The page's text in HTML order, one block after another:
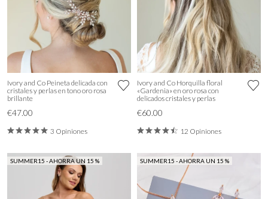
Ivory and Co Peineta delicada con
cristales y perlas en tono oro rosa
brillante
€47.00
3 Opiniones
Ivory and Co Horquilla floral
«Gardenia» en oro rosa con
delicados cristales y perlas
€60.00
12 Opiniones
SUMMER15 - AHORRA UN 15 % SUMMER15 - AHORRA UN 15 %